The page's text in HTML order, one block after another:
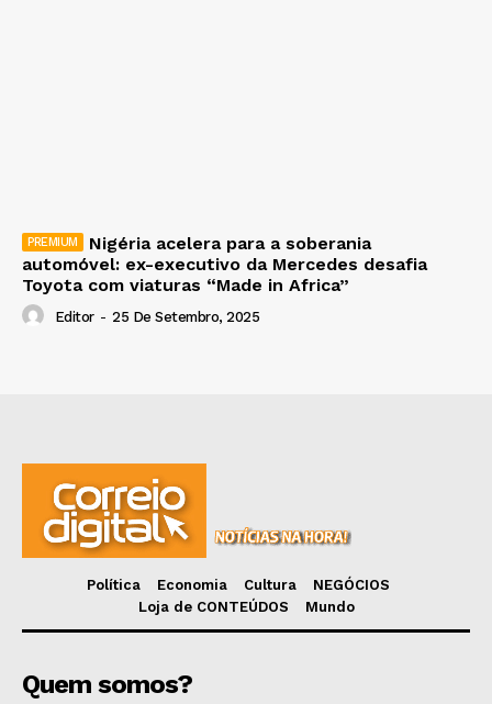
Nigéria acelera para a soberania
automóvel: ex-executivo da Mercedes desafia
Toyota com viaturas “Made in Africa”
Editor - 25 De Setembro, 2025
Política Economia Cultura
NEGÓCIOS
Loja de CONTEÚDOS
Mundo
Quem somos?